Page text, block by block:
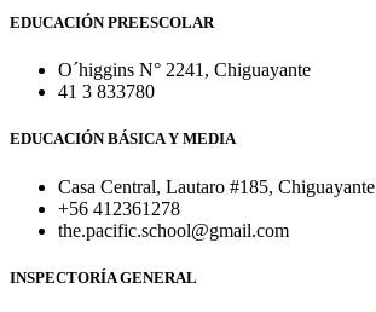
EDUCACIÓN PREESCOLAR
O´higgins N° 2241, Chiguayante
41 3 833780
EDUCACIÓN BÁSICA Y MEDIA
Casa Central, Lautaro #185, Chiguayante
+56 412361278
the.pacific.school@gmail.com
INSPECTORÍA GENERAL